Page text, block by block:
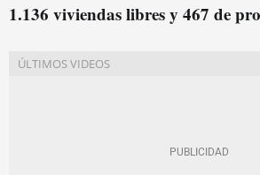
1.136 viviendas libres y 467 de